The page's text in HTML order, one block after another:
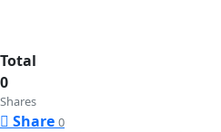
Total
0
Shares
Share 0